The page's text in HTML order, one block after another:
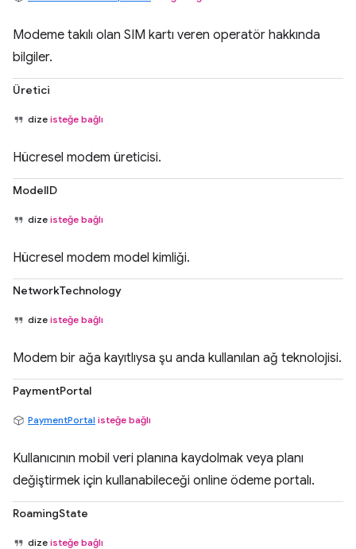
Modeme takılı olan SIM kartı veren operatör hakkında
bilgiler.
Üretici
dize isteğe bağlı
Hücresel modem üreticisi.
ModelID
dize isteğe bağlı
Hücresel modem model kimliği.
NetworkTechnology
dize isteğe bağlı
Modem bir ağa kayıtlıysa şu anda kullanılan ağ teknolojisi.
PaymentPortal
PaymentPortal isteğe bağlı
Kullanıcının mobil veri planına kaydolmak veya planı
değiştirmek için kullanabileceği online ödeme portalı.
RoamingState
dize isteğe bağlı